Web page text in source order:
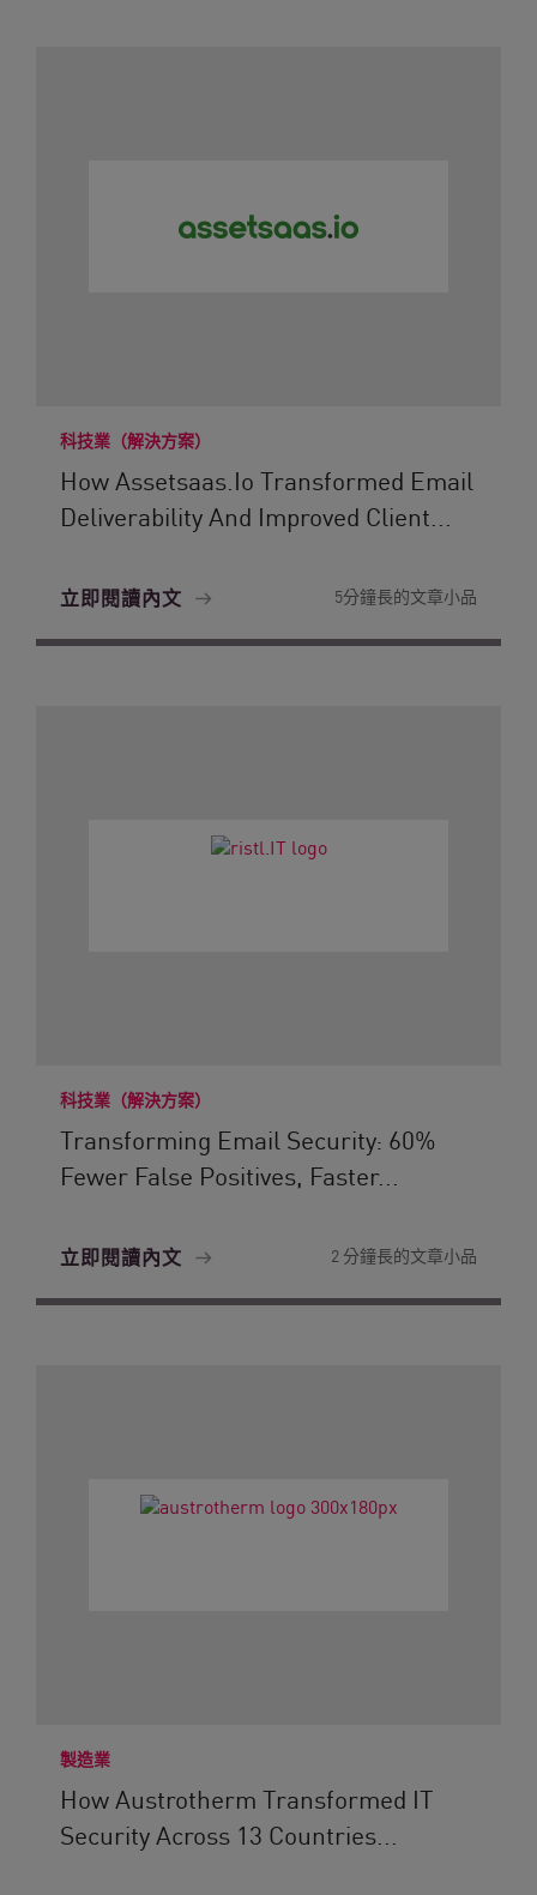
科技業（解決方案）
How Assetsaas.io Transformed Email
Deliverability And Improved Client...
立即閱讀內文 5分鐘長的文章小品
科技業（解決方案）
Transforming Email Security: 60%
Fewer False Positives, Faster...
立即閱讀內文 2 分鐘長的文章小品
製造業
How Austrotherm Transformed IT
Security Across 13 Countries...